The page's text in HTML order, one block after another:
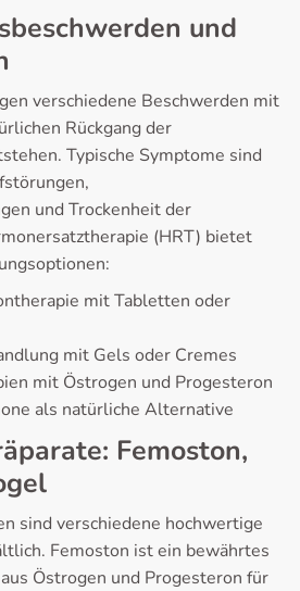
und
verschiedene Beschwerden mit
Rückgang der
Typische Symptome sind
und Trockenheit der
(HRT) bietet
mit Tabletten oder
mit Gels oder Cremes
mit Östrogen und Progesteron
als natürliche Alternative
Femoston,
sind verschiedene hochwertige
Femoston ist ein bewährtes
Östrogen und Progesteron für